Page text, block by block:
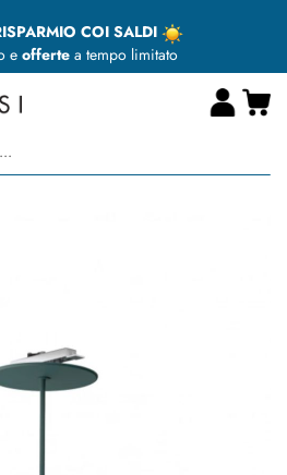
COI SALDI
e offertea tempo limitato